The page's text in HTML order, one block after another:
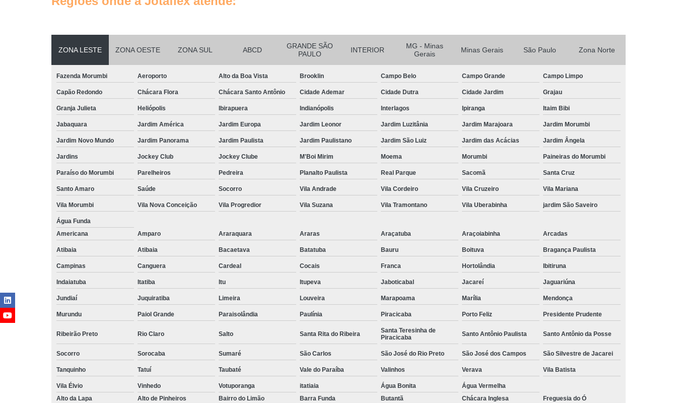
Tratamento do Ar Comprimido Empresas
Tratamento para Ar Comprimido
Unidade de Tratamento de Ar Comprimido
Tubo Alumínio Ar Comprimido
Tubo de Alumínio para Rede de Ar Comprimido
Tubo em Alumínio Ar Comprimido
Tubo em Alumínio para Ar Comprimido
Tubo para Ar Comprimido em Alumínio
Tubulação de Ar Comprimido em Alumínio
Tubulação em Alumínio Azul
Tubulação em Alumínio Calibrado
Tubulação em Alumínio e Conexões
Tubulação em Alumínio para Gases Inertes
Tubulação em Alumínio para Rede de Ar Comprimido
Tubulação para Ar Comprimido em Alumínio
Tubulação Transair em Alumínio
ZONA LESTE ZONA OESTE ZONA SUL ABCD
GRANDE SÃO
PAULO
INTERIOR
MG - Minas
Gerais
Minas Gerais São Paulo Zona Norte
Fazenda Morumbi Aeroporto Alto da Boa Vista Brooklin Campo Belo Campo Grande Campo Limpo
Capão Redondo Chácara Flora Chácara Santo Antônio Cidade Ademar Cidade Dutra Cidade Jardim Grajau
Granja Julieta Heliópolis Ibirapuera Indianópolis Interlagos Ipiranga Itaim Bibi
Jabaquara Jardim América Jardim Europa Jardim Leonor Jardim Luzitânia Jardim Marajoara Jardim Morumbi
Jardim Novo Mundo Jardim Panorama Jardim Paulista Jardim Paulistano Jardim São Luiz Jardim das Acácias Jardim Ângela
Jardins Jockey Club Jockey Clube M'Boi Mirim Moema Morumbi Paineiras do Morumbi
Paraíso do Morumbi Parelheiros Pedreira Planalto Paulista Real Parque Sacomã Santa Cruz
Santo Amaro Saúde Socorro Vila Andrade Vila Cordeiro Vila Cruzeiro Vila Mariana
Vila Morumbi Vila Nova Conceição Vila Progredior Vila Suzana Vila Tramontano Vila Uberabinha jardim São Saveiro
Água Funda
Americana
Amparo Araraquara Araras Araçatuba Araçoiabinha Arcadas
Atibaia Atibaia Bacaetava Batatuba Bauru Boituva Bragança Paulista
Campinas Canguera Cardeal Cocais Franca Hortolândia Ibitiruna
Indaiatuba Itatiba Itu Itupeva Jaboticabal Jacareí Jaguariúna
Jundiaí Juquiratiba Limeira Louveira Marapoama Marília Mendonça
Murundu Paiol Grande Paraisolândia Paulínia Piracicaba Porto Feliz Presidente Prudente
Ribeirão Preto Rio Claro Salto Santa Rita do Ribeira
Santa Teresinha de
Piracicaba
Santo Antônio Paulista Santo Antônio da Posse
Socorro Sorocaba Sumaré São Carlos São José do Rio Preto São José dos Campos São Silvestre de Jacarei
Tanquinho Tatuí Taubaté Vale do Paraíba Valinhos Verava Vila Batista
Vila Élvio Vinhedo Votuporanga itatiaia Água Bonita
Água Vermelha
Alto da Lapa
Alto de Pinheiros Bairro do Limão Barra Funda Butantã Chácara Inglesa Freguesia do Ó